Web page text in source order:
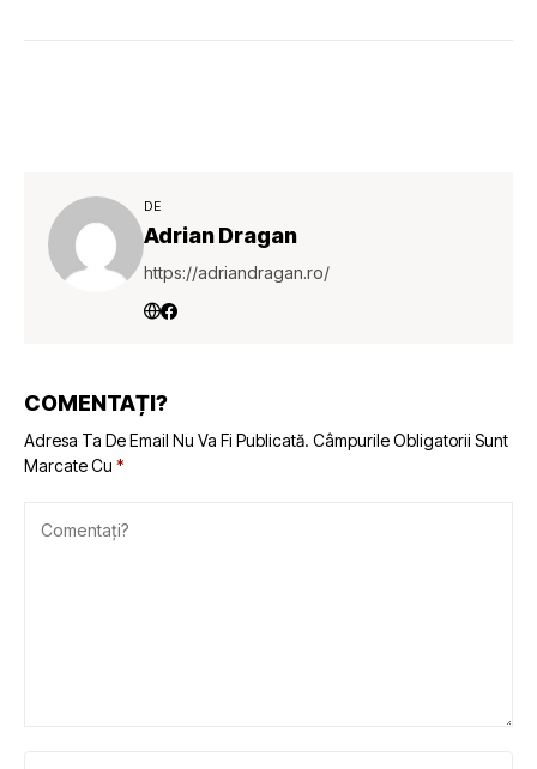
DE
Adrian Dragan
https://adriandragan.ro/
COMENTAȚI?
Adresa Ta De Email Nu Va Fi Publicată. Câmpurile Obligatorii Sunt
Marcate Cu *